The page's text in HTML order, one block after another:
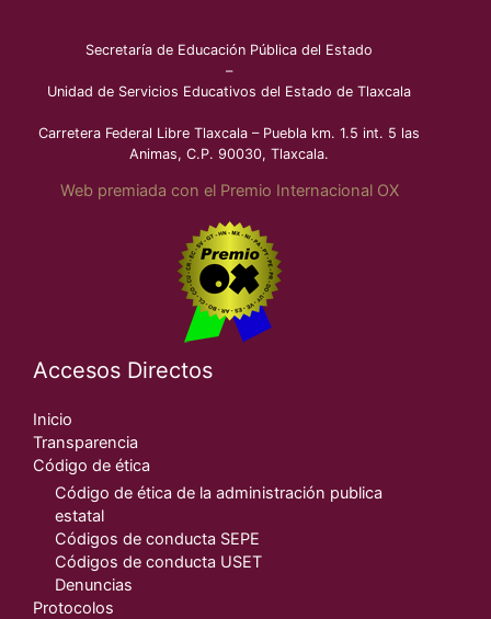
Secretaría de Educación Pública del Estado
–
Unidad de Servicios Educativos del Estado de Tlaxcala
Carretera Federal Libre Tlaxcala – Puebla km. 1.5 int. 5 las
Animas, C.P. 90030, Tlaxcala.
Web premiada con el Premio Internacional OX
Accesos Directos
Inicio
Transparencia
Código de ética
Código de ética de la administración publica
estatal
Códigos de conducta SEPE
Códigos de conducta USET
Denuncias
Protocolos